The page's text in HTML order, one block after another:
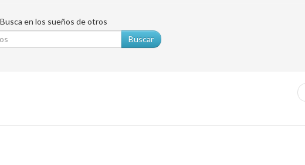
Busca en los sueños de otros
Buscar